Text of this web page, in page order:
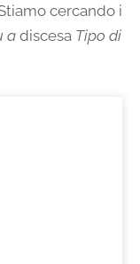
cercando i
a discesa Tipo di